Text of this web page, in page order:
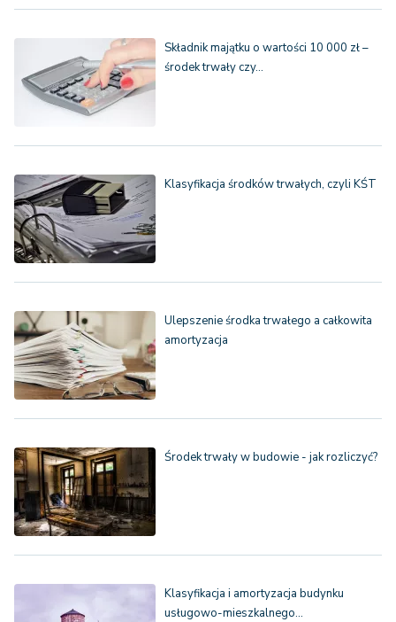
Składnik majątku o wartości 10 000 zł –
środek trwały czy…
Klasyfikacja środków trwałych, czyli KŚT
Ulepszenie środka trwałego a całkowita
amortyzacja
Środek trwały w budowie - jak rozliczyć?
Klasyfikacja i amortyzacja budynku
usługowo-mieszkalnego…